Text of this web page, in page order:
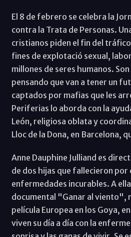
El 8 de febrero se celebra la
contra la Trata de Personas.
cristianos piden el fin del
fines de explotació sexual,
millones de seres humanos.
pensando que van a tener un
captados por mafias que les
Periferias lo aborda con la
León, religiosa oblata y
Lloc de la Dona, en Barcelona,
Anne Dauphine Julliand es
de dos hijas que fallecieron por
enfermedades incurables. A
documental "Ganar al viento",
película Europea en los Goya,
viven su día a día con la